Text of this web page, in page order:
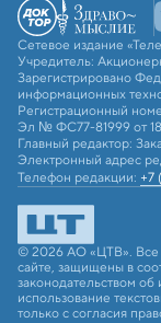
Сетевое издание
Учредитель:
Зарегистрировано
информационных
Регистрационный
Эл № ФС77-81999 от
Главный редактор:
Электронный адрес
Телефон редакции: +7
© 2026 АО «ЦТВ». Все
сайте, защищены в
законодательством
использование
только с согласия